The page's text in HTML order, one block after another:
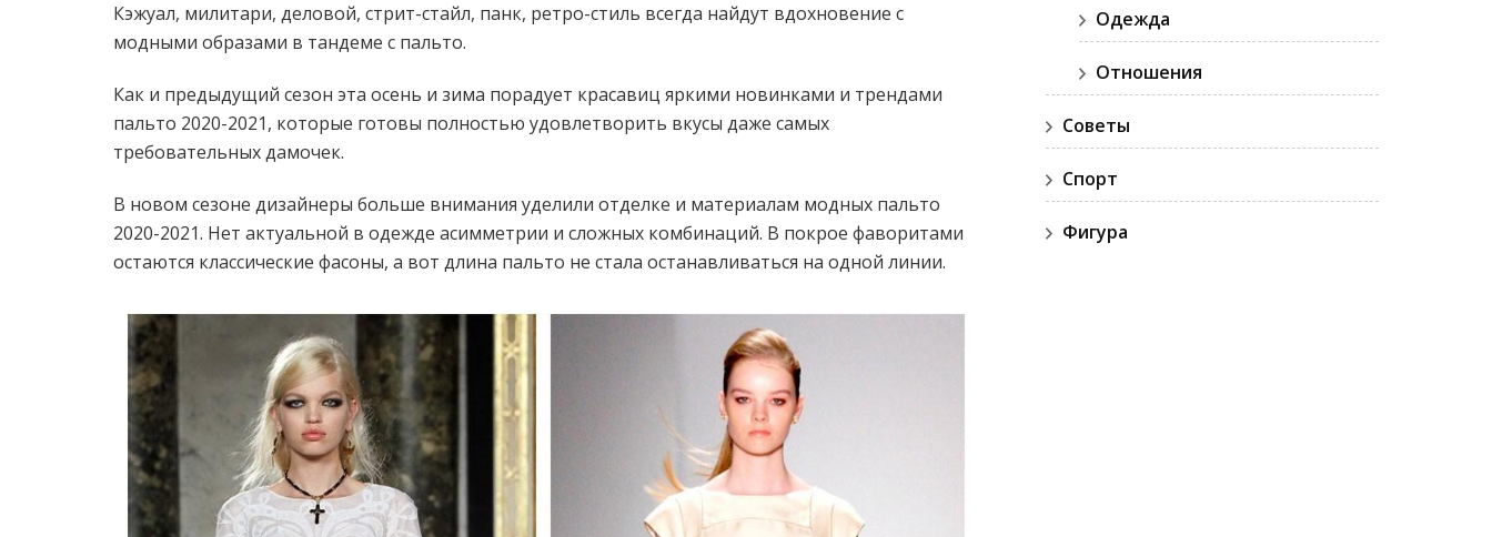
Кэжуал, милитари, деловой, стрит-стайл, панк, ретро-стиль всегда найдут вдохновение с
модными образами в тандеме с пальто.
Как и предыдущий сезон эта осень и зима порадует красавиц яркими новинками и трендами
пальто 2020-2021, которые готовы полностью удовлетворить вкусы даже самых
требовательных дамочек.
В новом сезоне дизайнеры больше внимания уделили отделке и материалам модных пальто
2020-2021. Нет актуальной в одежде асимметрии и сложных комбинаций. В покрое фаворитами
остаются классические фасоны, а вот длина пальто не стала останавливаться на одной линии.
Одежда
Отношения
Советы
Спорт
Фигура